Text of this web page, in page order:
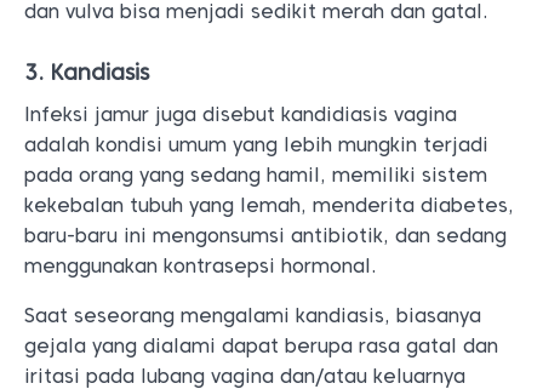
dan vulva bisa menjadi sedikit merah dan gatal.
3. Kandiasis
Infeksi jamur juga disebut kandidiasis vagina
adalah kondisi umum yang lebih mungkin terjadi
pada orang yang sedang hamil, memiliki sistem
kekebalan tubuh yang lemah, menderita diabetes,
baru-baru ini mengonsumsi antibiotik, dan sedang
menggunakan kontrasepsi hormonal.
Saat seseorang mengalami kandiasis, biasanya
gejala yang dialami dapat berupa rasa gatal dan
iritasi pada lubang vagina dan/atau keluarnya